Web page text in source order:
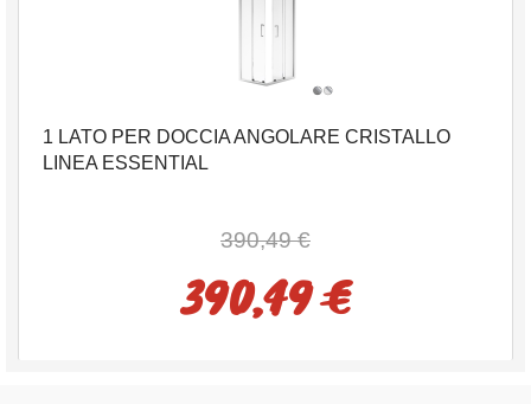
1 LATO PER DOCCIA ANGOLARE CRISTALLO
LINEA ESSENTIAL
390,49 €
390,49 €